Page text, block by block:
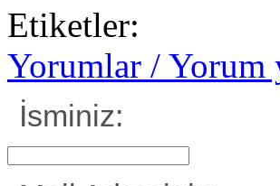
Etiketler:
Yorumlar / Yorum
İsminiz: